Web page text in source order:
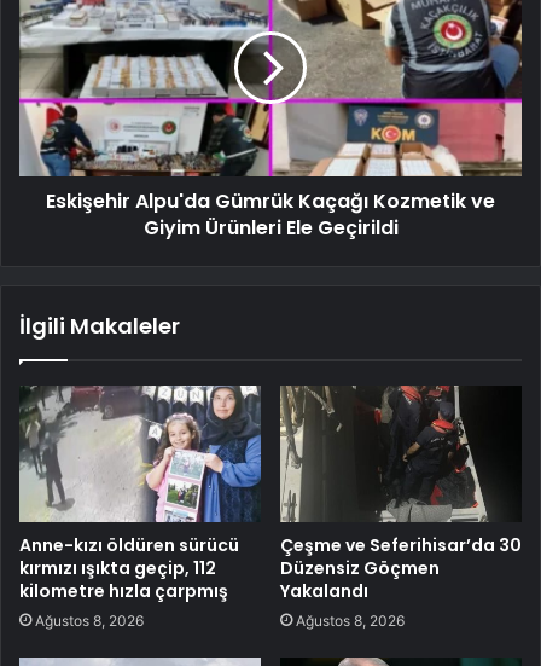
Eskişehir Alpu'da Gümrük Kaçağı Kozmetik ve
Giyim Ürünleri Ele Geçirildi
İlgili Makaleler
Anne-kızı öldüren sürücü
kırmızı ışıkta geçip, 112
kilometre hızla çarpmış
Ağustos 8, 2026
Çeşme ve Seferihisar’da 30
Düzensiz Göçmen
Yakalandı
Ağustos 8, 2026